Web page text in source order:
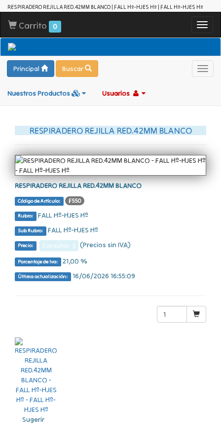
RESPIRADERO REJILLA RED.42MM BLANCO | FALL Hº-HJES Hº | FALL Hº-HJES Hº
Carrito 0
Principal Buscar
Nuestros Productos Usuarios
RESPIRADERO REJILLA RED.42MM BLANCO
RESPIRADERO REJILLA RED.42MM BLANCO
Código de Artículo: F550
Rubro: FALL Hº-HJES Hº
Sub Rubro: FALL Hº-HJES Hº
Precio: Consultar $ (Precios sin IVA)
Porcentaje de Iva: 21,00 %
Última actualización: 16/06/2026 16:55:09
Sugerir